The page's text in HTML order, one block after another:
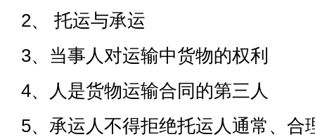
2、 托运与承运
3、当事人对运输中货物的权利
4、人是货物运输合同的第三人
5、承运人不得拒绝托运人通常、合